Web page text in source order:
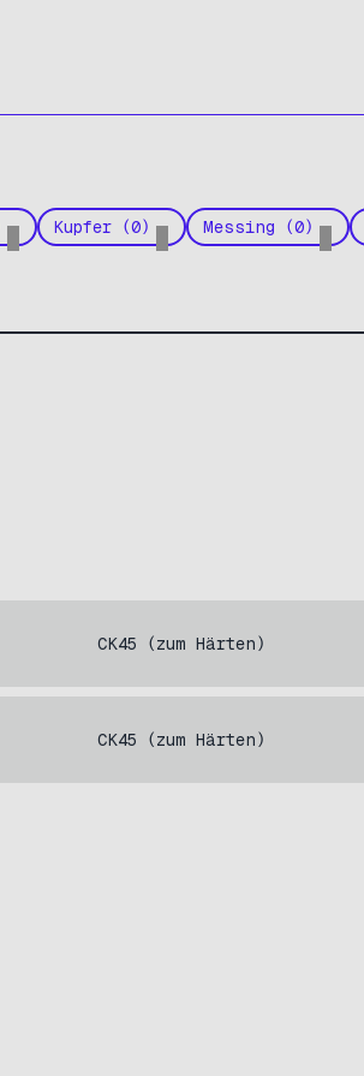
Kupfer (0) Messing (0)
CK45 (zum Härten)
CK45 (zum Härten)